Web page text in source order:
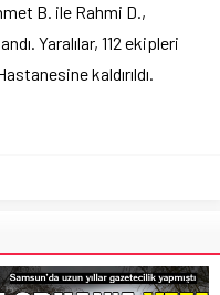
B. ile Rahmi D.,
Yaralılar, 112 ekipleri
kaldırıldı.